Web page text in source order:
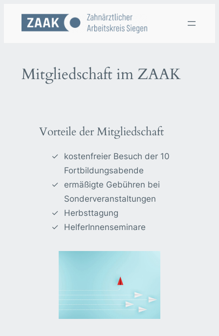
Mitgliedschaft im ZAAK
Vorteile der Mitgliedschaft
kostenfreier Besuch der 10
Fortbildungsabende
ermäßigte Gebühren bei
Sonderveranstaltungen
Herbsttagung
HelferInnenseminare